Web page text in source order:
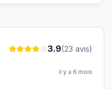
3.9(23 avis)
il y a 6 mois